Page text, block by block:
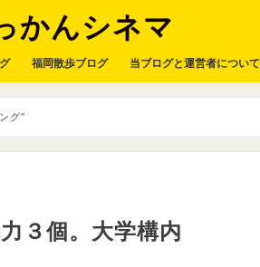
かんシネマ
福岡散歩ブログ 当ブログと運営者について
グ”
３個。大学構内